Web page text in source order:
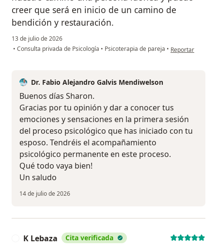
creer que será en inicio de un camino de
bendición y restauración.
13 de julio de 2026
• Consulta privada de Psicología • Psicoterapia de pareja • en opinión del
Reportar
Dr. Fabio Alejandro Galvis Mendiwelson
Buenos días Sharon.
Gracias por tu opinión y dar a conocer tus
emociones y sensaciones en la primera sesión
del proceso psicológico que has iniciado con tu
esposo. Tendréis el acompañamiento
psicológico permanente en este proceso.
Qué todo vaya bien!
Un saludo
14 de julio de 2026
K Lebaza Cita verificada